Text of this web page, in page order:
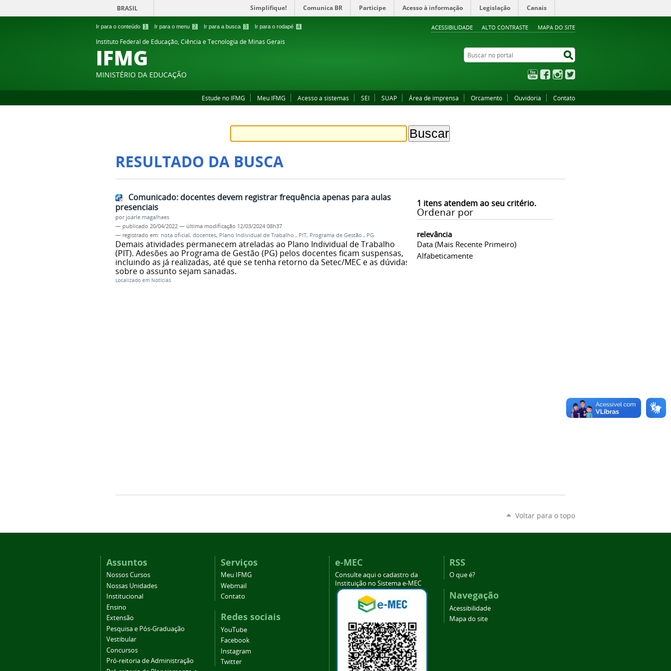
Ir para o conteúdo 1 Ir para o menu 2 Ir para a busca 3 Ir para o rodapé 4 ACESSIBILIDADE ALTO CONTRASTE MAPA DO SITE
BRASIL Simplifique! Comunica BR Participe Acesso à informação Legislação Canais
Instituto Federal de Educação, Ciência e Tecnologia de Minas Gerais
IFMG
MINISTÉRIO DA EDUCAÇÃO
Buscar no portal
YouTubeFacebookInstagram
Estude no IFMG Meu IFMG Acesso a sistemas SEI SUAP Área de imprensa Orcamento Ouvidoria Contato
RESULTADO DA BUSCA
1 itens atendem ao seu critério.
Ordenar por
relevância
Data (mais Recente Primeiro)
Alfabeticamente
Comunicado: docentes devem registrar frequência apenas para aulas
presenciais
por joarle.magalhaes
— publicado 20/04/2022 — última modificação 12/03/2024 08h37
— registrado em: nota oficial, docentes, Plano Individual de Trabalho , PIT, Programa de Gestão , PG
Demais atividades permanecem atreladas ao Plano Individual de Trabalho
(PIT). Adesões ao Programa de Gestão (PG) pelos docentes ficam suspensas,
incluindo as já realizadas, até que se tenha retorno da Setec/MEC e as dúvidas
sobre o assunto sejam sanadas.
Localizado em Notícias
Voltar para o topo
Assuntos
Nossos Cursos
Nossas Unidades
Institucional
Ensino
Extensão
Pesquisa e Pós-Graduação
Vestibular
Concursos
Pró-reitoria de Administração
Serviços
Meu IFMG
Webmail
Contato
Redes sociais
YouTube
Facebook
Instagram
Twitter
e-MEC
Consulte aqui o cadastro da
Instituição no Sistema e-MEC
RSS
O que é?
Navegação
Acessibilidade
Mapa do site